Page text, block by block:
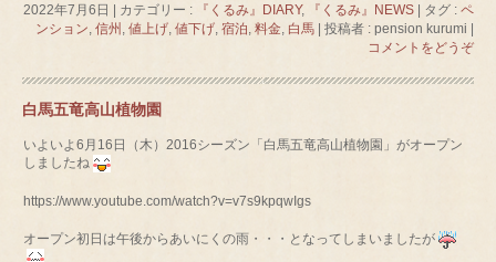
2022年7月6日 カテゴリー : 『くるみ』DIARY, 『くるみ』NEWS タグ : ペ
ンション, 信州 , 値上げ, 値下げ, 宿泊, 料金, 白馬 投稿者 : pension kurumi
コメントをどうぞ
白馬五竜高山植物園
いよいよ6月16日（木）2016シーズン「白馬五竜高山植物園」がオープン
しましたね
https://www.youtube.com/watch?v=v7s9kpqwIgs
オープン初日は午後からあいにくの雨・・・となってしまいましたが